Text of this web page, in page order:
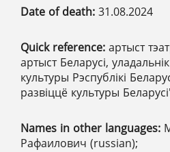
Date of death: 31.08.2024
Quick reference: артыст
артыст Беларусі,
культуры Рэспублікі
развіццё культуры
Names in other languages:
Рафаилович (russian);